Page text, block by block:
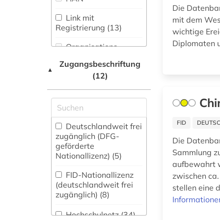
(29)
Natur- und
Umweltschutz (3)
Philosophie (42)
Physik (5)
Politologie (106)
Psychologie (4)
Rechtswissenschaft
Romanistik (32)
Slavistik (27)
(4)
altertumswissenschaften
(1)
altes buch (3)
altes testament (2)
amerika (11)
amerika + schwarze
(1)
amerikanistik (3)
amsterdam (1)
amtliche publikation
(1)
Link mit
Registrierung (13)
Organisations-
Shibboleth
Zugriff vor Ort
▲
Zugangsbeschriftung
(12)
Deutschlandweit frei
zugänglich (DFG-
geförderte
Nationallizenz) (5)
FID-Nationallizenz
(deutschlandweit frei
zugänglich) (8)
Hochschulnetz (34)
Die
mit dem
wichtige
Diplomaten
FID
Die
Sammlung
aufbewahrt
zwischen
stellen eine